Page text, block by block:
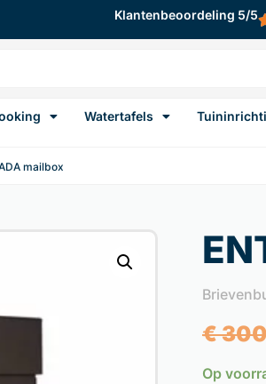
Klantenbeoordeling 5/5
Watertafels
mailbox
€
Op